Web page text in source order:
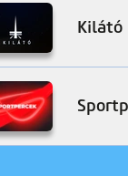
Kilátó